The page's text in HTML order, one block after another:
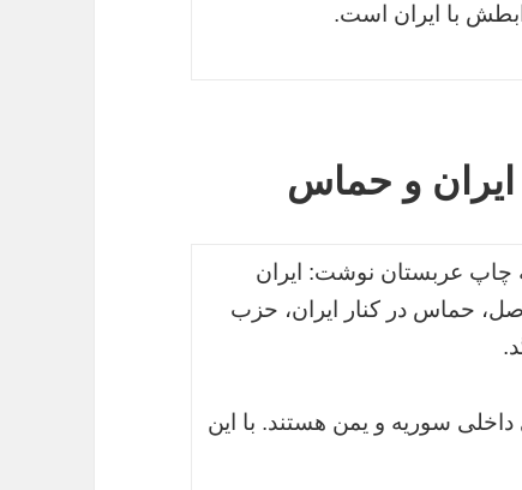
با ایران است.
ایران و حماس
چاپ عربستان نوشت: ایران
حماس در کنار ایران، حزب
سوریه و یمن هستند. با این